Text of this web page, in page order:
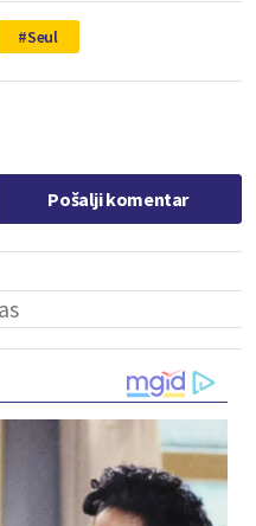
Seul
Pošalji komentar